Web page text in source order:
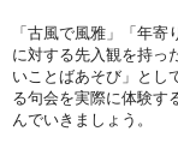
「古風で風雅」「年
に対する先入観を持っ
いことばあそび」とし
る句会を実際に体験す
んでいきましょう。